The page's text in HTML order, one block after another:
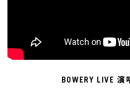
BOWERY LIVE 演